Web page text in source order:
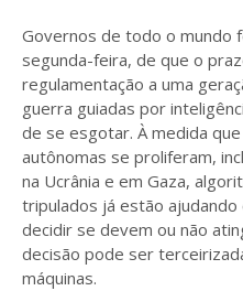
Governos de todo o mundo
segunda-feira, de que o
regulamentação a uma
guerra guiadas por
de se esgotar. À medida
autônomas se proliferam,
na Ucrânia e em Gaza,
tripulados já estão
decidir se devem ou não
decisão pode ser
máquinas.